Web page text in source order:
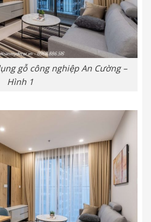
gỗ công nghiệp An Cường –
Hình 1